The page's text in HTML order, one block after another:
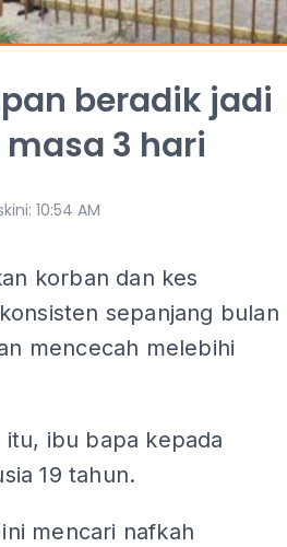
beradik jadi
3 hari
: 10:54 AM
korban dan kes
sepanjang bulan
mencecah melebihi
ibu bapa kepada
19 tahun.
mencari nafkah